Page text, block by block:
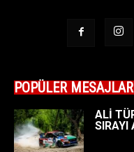
POPÜLER MESAJLAR
ALİ
SIRAYI